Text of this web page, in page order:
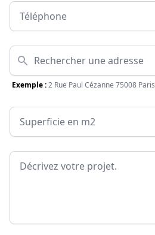
Téléphone
Adresse
Exemple :2 Rue Paul Cézanne 75008 Paris
Surface
Message